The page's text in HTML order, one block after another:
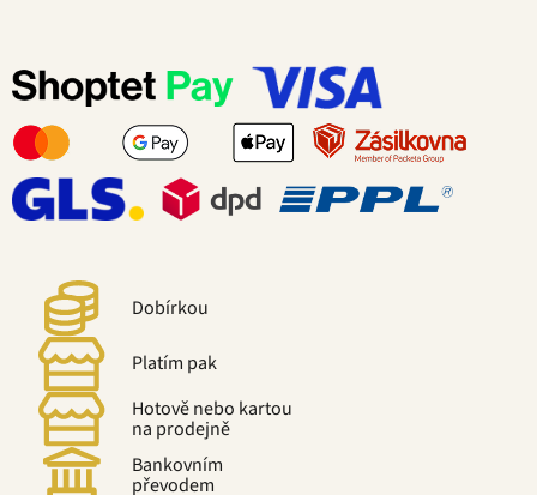
Dobírkou
Platím pak
Hotově nebo kartou
na prodejně
Bankovním
převodem